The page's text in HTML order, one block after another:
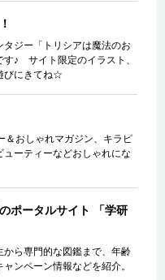
ジー「トリシアは魔法のお
す♪ サイト限定のイラスト、
びにきてね☆
＆おしゃれマガジン、キラピ
ーティーなどおしゃれにな
ポータルサイト 「学研
ら専門的な図鑑まで、年齢
ンペーン情報などを紹介。